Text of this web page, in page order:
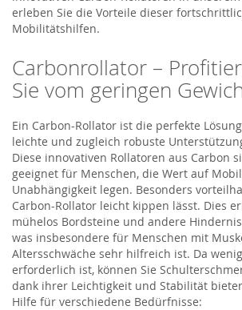
erleben Sie die Vorteile dieser
Mobilitätshilfen.
Carbonrollator –
Sie vom geringen
Ein Carbon-Rollator ist die perfekte
leichte und zugleich robuste
Diese innovativen Rollatoren aus Carbon
geeignet für Menschen, die Wert auf
Unabhängigkeit legen. Besonders
Carbon-Rollator leicht kippen lässt. Dies
mühelos Bordsteine und andere
was insbesondere für Menschen mit
Altersschwäche sehr hilfreich ist. Da
erforderlich ist, können Sie
dank ihrer Leichtigkeit und Stabilität
Hilfe für verschiedene Bedürfnisse: